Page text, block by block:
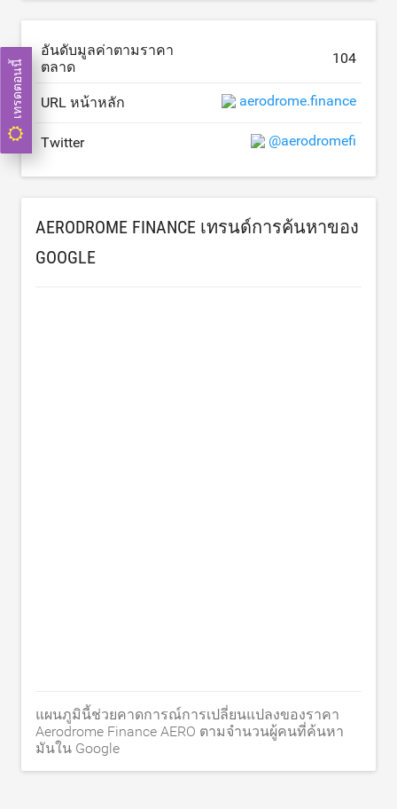
อันดับมูลค่าตามราคา
ตลาด
104
URL หน้าหลัก aerodrome.finance
Twitter @aerodromefi
AERODROME FINANCE เทรนด์การค้นหาของ
GOOGLE
แผนภูมินี้ช่วยคาดการณ์การเปลี่ยนแปลงของราคา
Aerodrome Finance AERO ตามจำนวนผู้คนที่ค้นหา
มันใน Google
เทรดตอนนี้